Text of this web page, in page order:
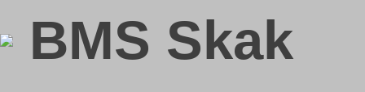
BMS Skak